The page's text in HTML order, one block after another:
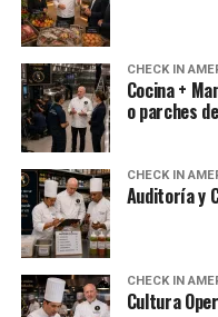
CHECK IN
Cocina +
o parches
CHECK IN
Auditoría y
CHECK IN
Cultura